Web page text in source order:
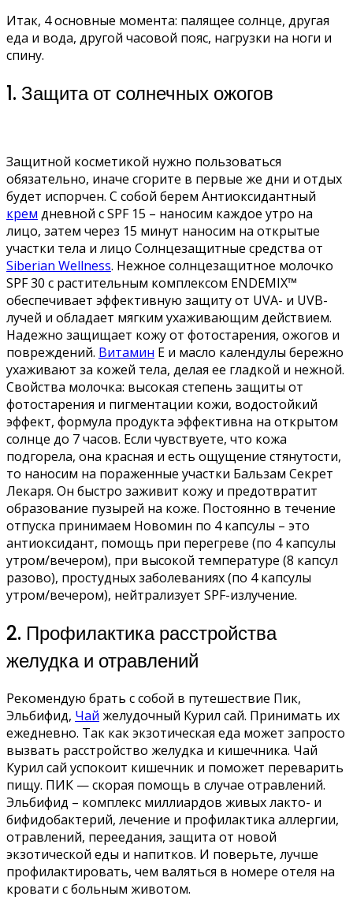
Итак, 4 основные момента: палящее солнце, другая
еда и вода, другой часовой пояс, нагрузки на ноги и
спину.
1. Защита от солнечных ожогов
Защитной косметикой нужно пользоваться
обязательно, иначе сгорите в первые же дни и отдых
будет испорчен. С собой берем Антиоксидантный
крем дневной с SPF 15 – наносим каждое утро на
лицо, затем через 15 минут наносим на открытые
участки тела и лицо Солнцезащитные средства от
Siberian Wellness. Нежное солнцезащитное молочко
SPF 30 с растительным комплексом ENDEMIX™
обеспечивает эффективную защиту от UVA- и UVB-
лучей и обладает мягким ухаживающим действием.
Надежно защищает кожу от фотостарения, ожогов и
повреждений. Витамин Е и масло календулы бережно
ухаживают за кожей тела, делая ее гладкой и нежной.
Свойства молочка: высокая степень защиты от
фотостарения и пигментации кожи, водостойкий
эффект, формула продукта эффективна на открытом
солнце до 7 часов. Если чувствуете, что кожа
подгорела, она красная и есть ощущение стянутости,
то наносим на пораженные участки Бальзам Секрет
Лекаря. Он быстро заживит кожу и предотвратит
образование пузырей на коже. Постоянно в течение
отпуска принимаем Новомин по 4 капсулы – это
антиоксидант, помощь при перегреве (по 4 капсулы
утром/вечером), при высокой температуре (8 капсул
разово), простудных заболеваниях (по 4 капсулы
утром/вечером), нейтрализует SPF-излучение.
2. Профилактика расстройства
желудка и отравлений
Рекомендую брать с собой в путешествие Пик,
Эльбифид, Чай желудочный Курил сай. Принимать их
ежедневно. Так как экзотическая еда может запросто
вызвать расстройство желудка и кишечника. Чай
Курил сай успокоит кишечник и поможет переварить
пищу. ПИК — скорая помощь в случае отравлений.
Эльбифид – комплекс миллиардов живых лакто- и
бифидобактерий, лечение и профилактика аллергии,
отравлений, переедания, защита от новой
экзотической еды и напитков. И поверьте, лучше
профилактировать, чем валяться в номере отеля на
кровати с больным животом.